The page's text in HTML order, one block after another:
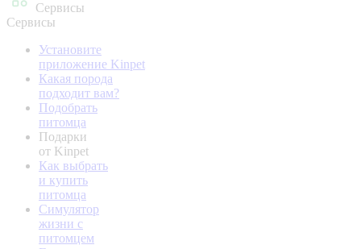
Сервисы
Сервисы
Установите
приложение Kinpet
Какая порода
подходит вам?
Подобрать
питомца
Подарки
от Kinpet
Как выбрать
и купить
питомца
Симулятор
жизни с
питомцем